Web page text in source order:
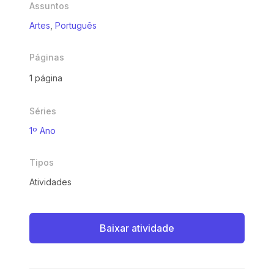
Assuntos
Artes Português
Páginas
1 página
Séries
1º Ano
Tipos
Atividades
Baixar atividade